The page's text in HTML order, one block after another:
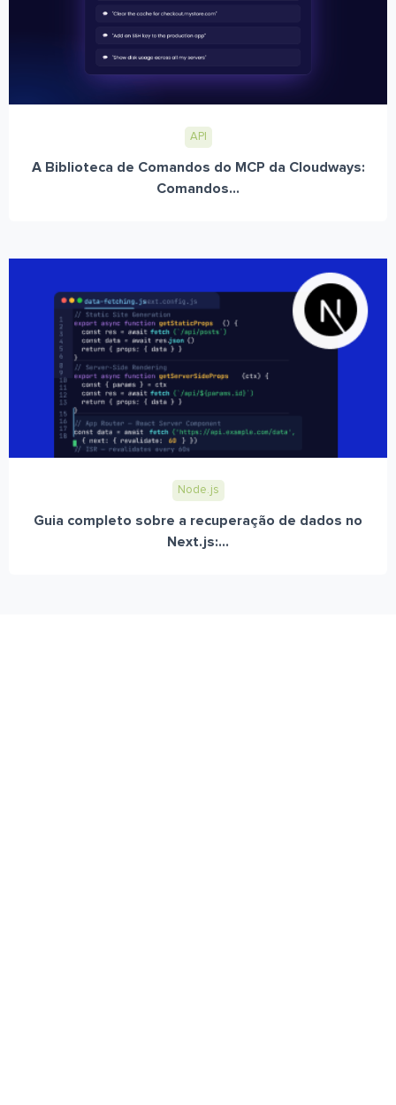
API
A Biblioteca de Comandos do MCP da Cloudways:
Comandos...
Node.js
Guia completo sobre a recuperação de dados no
Next.js:...